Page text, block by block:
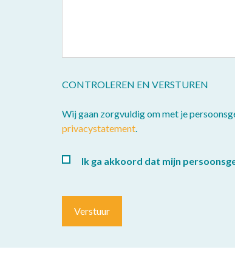
CONTROLEREN EN VERSTUREN
Wij gaan zorgvuldig om met je
privacystatement.
Ik ga akkoord dat mijn
Verstuur